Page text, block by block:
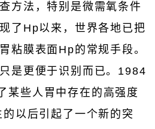
方法，特别是微需氧条件
了Hp以来，世界各地已把
粘膜表面Hp的常规手段。
是更便于识别而已。1984
某些人胃中存在的高强度
以后引起了一个新的突